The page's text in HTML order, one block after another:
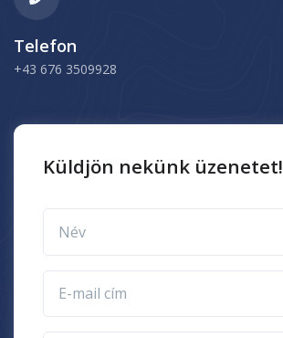
Telefon
+43 676 3509928
Küldjön nekünk üzenetet!